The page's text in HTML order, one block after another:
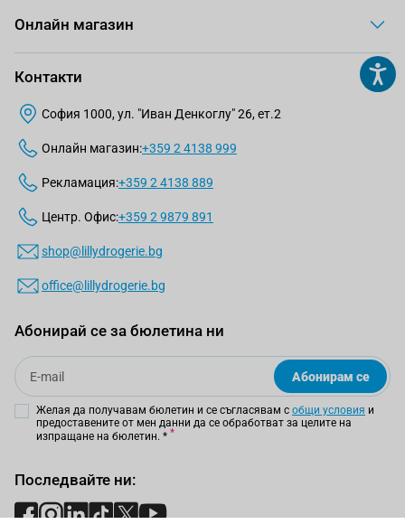
Онлайн магазин
Контакти
София 1000, ул. "Иван Денкоглу" 26, ет.2
Онлайн магазин:+359 2 4138 999
Рекламация:+359 2 4138 889
Центр. Офис:+359 2 9879 891
shop@lillydrogerie.bg
office@lillydrogerie.bg
Абонирай се за бюлетина ни
Email
Абонирам се
Желая да получавам бюлетин и се съгласявам с общи условия и
предоставените от мен данни да се обработват за целите на
изпращане на бюлетин. *
Последвайте ни: